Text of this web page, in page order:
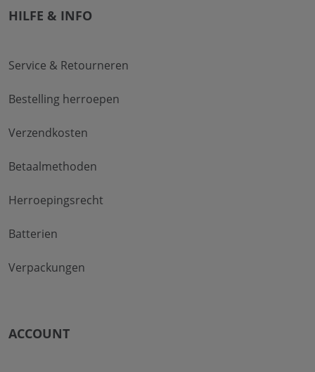
HILFE & INFO
Service & Retourneren
Bestelling herroepen
Verzendkosten
Betaalmethoden
Herroepingsrecht
Batterien
Verpackungen
ACCOUNT